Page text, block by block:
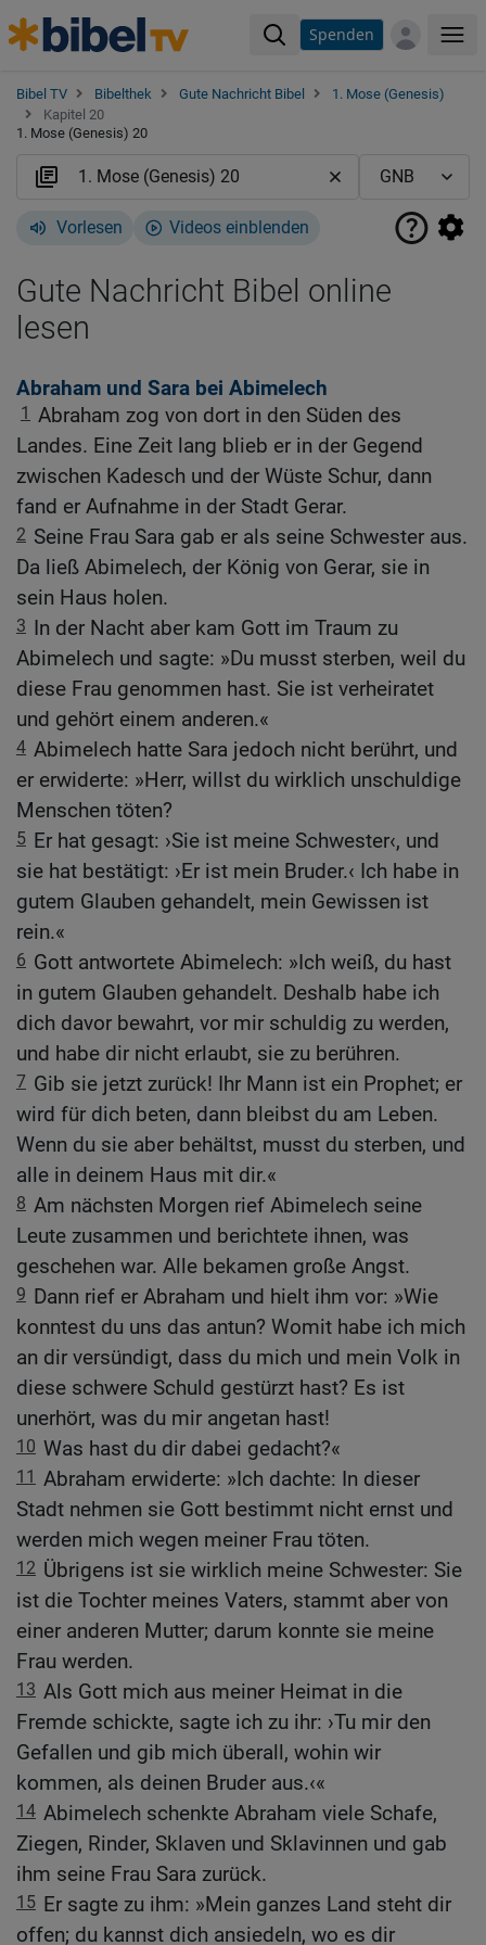
Spenden
Bibel TV Bibelthek Gute Nachricht Bibel
1. Mose (Genesis)
Kapitel 20
1. Mose (Genesis) 20
Vorlesen Videos einblenden
Gute Nachricht Bibel online
lesen
Abraham und Sara bei Abimelech
1 Abraham zog von dort in den Süden des
Landes. Eine Zeit lang blieb er in der Gegend
zwischen Kadesch und der Wüste Schur, dann
fand er Aufnahme in der Stadt Gerar.
2 Seine Frau Sara gab er als seine Schwester aus.
Da ließ Abimelech, der König von Gerar, sie in
sein Haus holen.
3 In der Nacht aber kam Gott im Traum zu
Abimelech und sagte: »Du musst sterben, weil du
diese Frau genommen hast. Sie ist verheiratet
und gehört einem anderen.«
4 Abimelech hatte Sara jedoch nicht berührt, und
er erwiderte: »Herr, willst du wirklich unschuldige
Menschen töten?
5 Er hat gesagt: ›Sie ist meine Schwester‹, und
sie hat bestätigt: ›Er ist mein Bruder.‹ Ich habe in
gutem Glauben gehandelt, mein Gewissen ist
rein.«
6 Gott antwortete Abimelech: »Ich weiß, du hast
in gutem Glauben gehandelt. Deshalb habe ich
dich davor bewahrt, vor mir schuldig zu werden,
und habe dir nicht erlaubt, sie zu berühren.
7 Gib sie jetzt zurück! Ihr Mann ist ein Prophet; er
wird für dich beten, dann bleibst du am Leben.
Wenn du sie aber behältst, musst du sterben, und
alle in deinem Haus mit dir.«
8 Am nächsten Morgen rief Abimelech seine
Leute zusammen und berichtete ihnen, was
geschehen war. Alle bekamen große Angst.
9 Dann rief er Abraham und hielt ihm vor: »Wie
konntest du uns das antun? Womit habe ich mich
an dir versündigt, dass du mich und mein Volk in
diese schwere Schuld gestürzt hast? Es ist
unerhört, was du mir angetan hast!
10 Was hast du dir dabei gedacht?«
11 Abraham erwiderte: »Ich dachte: In dieser
Stadt nehmen sie Gott bestimmt nicht ernst und
werden mich wegen meiner Frau töten.
12 Übrigens ist sie wirklich meine Schwester: Sie
ist die Tochter meines Vaters, stammt aber von
einer anderen Mutter; darum konnte sie meine
Frau werden.
13 Als Gott mich aus meiner Heimat in die
Fremde schickte, sagte ich zu ihr: ›Tu mir den
Gefallen und gib mich überall, wohin wir
kommen, als deinen Bruder aus.‹«
14 Abimelech schenkte Abraham viele Schafe,
Ziegen, Rinder, Sklaven und Sklavinnen und gab
ihm seine Frau Sara zurück.
15 Er sagte zu ihm: »Mein ganzes Land steht dir
offen; du kannst dich ansiedeln, wo es dir